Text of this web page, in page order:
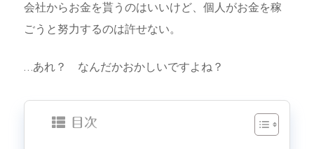
会社からお金を貰うのはいいけど、個人がお金を稼
ごうと努力するのは許せない。
…あれ？ なんだかおかしいですよね？
目次